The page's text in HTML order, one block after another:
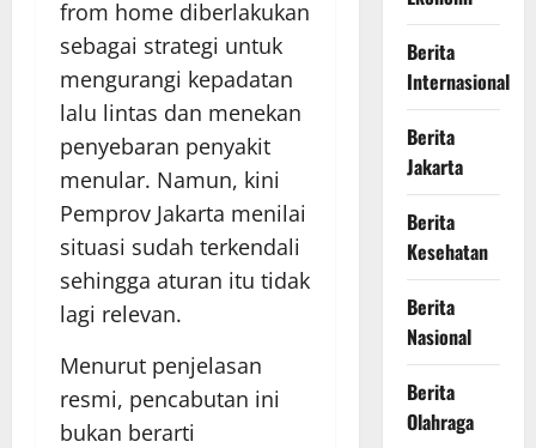
from home diberlakukan
sebagai strategi untuk
mengurangi kepadatan
lalu lintas dan menekan
penyebaran penyakit
menular. Namun, kini
Pemprov Jakarta menilai
situasi sudah terkendali
sehingga aturan itu tidak
lagi relevan.
Menurut penjelasan
resmi, pencabutan ini
bukan berarti
Berita
Internasional
Berita
Jakarta
Berita
Kesehatan
Berita
Nasional
Berita
Olahraga